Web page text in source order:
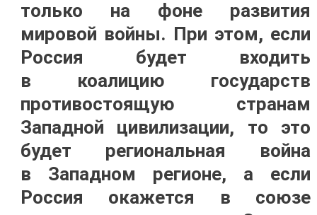
только на фоне развития
мировой войны. При этом, если
Россия будет входить
в коалицию государств
противостоящую странам
Западной цивилизации, то это
будет региональная война
в Западном регионе, а если
Россия окажется в союзе